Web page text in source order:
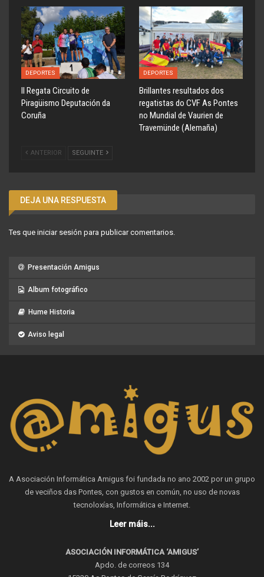
DEPORTES
ll Regata Circuito de
Piragüismo Deputación da
Coruña
DEPORTES
Brillantes resultados dos
regatistas do CVF As Pontes
no Mundial de Vaurien de
Travemünde (Alemaña)
ANTERIOR SEGUINTE
DEJA UNA RESPUESTA
Tes que iniciar sesión para publicar comentarios.
Presentación Amigus
Album fotográfico
Hume Historia
Aviso legal
A Asociación Informática Amigus foi fundada no ano 2002 por un grupo
de veciños das Pontes, con gustos en común, no uso de novas
tecnoloxías, Informática e Internet.
Leer máis...
ASOCIACIÓN INFORMÁTICA ‘AMIGUS’
Apdo. de correos 134